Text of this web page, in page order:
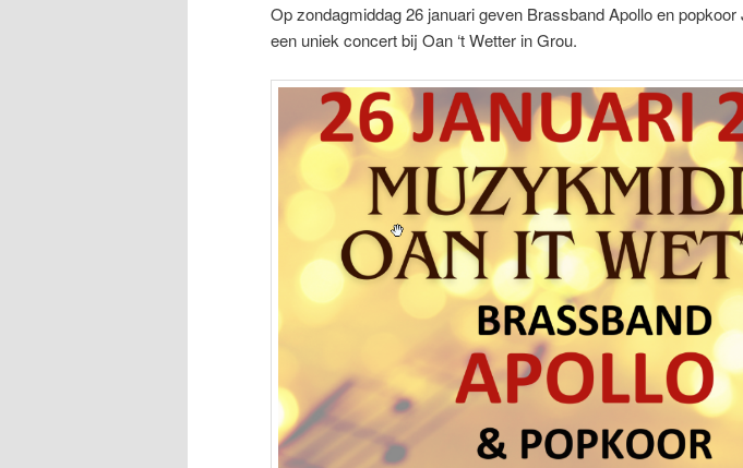
Op zondagmiddag 26 januari geven Brassband Apollo en
een uniek concert bij Oan ‘t Wetter in Grou.